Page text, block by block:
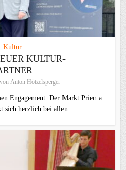
Kultur
KULTUR-
von Anton Hötzelsperger
Engagement. Der Markt Prien a.
sich herzlich bei allen...